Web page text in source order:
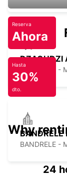
DZAOUDZI
PAMANDZI -
BANDRELE
BANDRELE -
Reserva
Ahora
Hasta
30%
dto.
Why
24